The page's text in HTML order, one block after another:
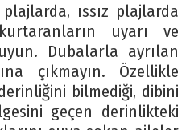
ıssız plajlarda
uyarı ve
Dubalarla ayrılan
çıkmayın. Özellikle
bilmediği, dibini
geçen derinlikteki